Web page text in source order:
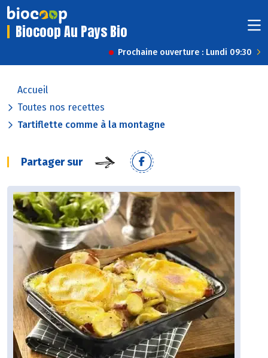
Biocoop Au Pays Bio
Prochaine ouverture : Lundi 09:30
Accueil
Toutes nos recettes
Tartiflette comme à la montagne
Partager sur